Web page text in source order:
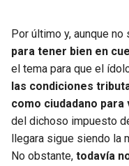
Por último y, aunque
para tener bien en
el tema para que el
las condiciones
como ciudadano
del dichoso impuesto
llegara sigue siendo la
No obstante, todavía